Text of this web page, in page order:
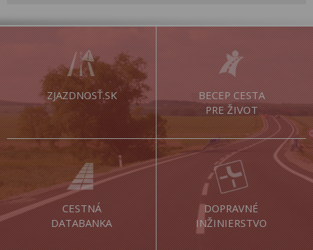
ZJAZDNOSŤ.SK
BECEP CESTA
PRE ŽIVOT
CESTNÁ
DATABANKA
DOPRAVNÉ
INŽINIERSTVO